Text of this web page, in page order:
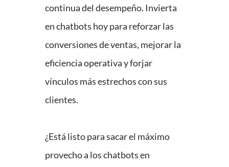
continua del desempeño. Invierta
en chatbots hoy para reforzar las
conversiones de ventas, mejorar la
eficiencia operativa y forjar
vínculos más estrechos con sus
clientes.
¿Está listo para sacar el máximo
provecho a los chatbots en